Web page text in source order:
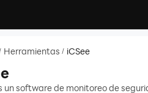
Herramientas / iCSee
un software de monitoreo de